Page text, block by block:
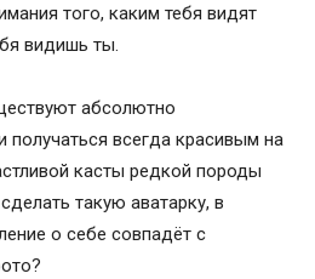
того, каким тебя видят
видишь ты.
абсолютно
всегда красивым на
касты редкой породы
такую аватарку, в
о себе совпадёт с